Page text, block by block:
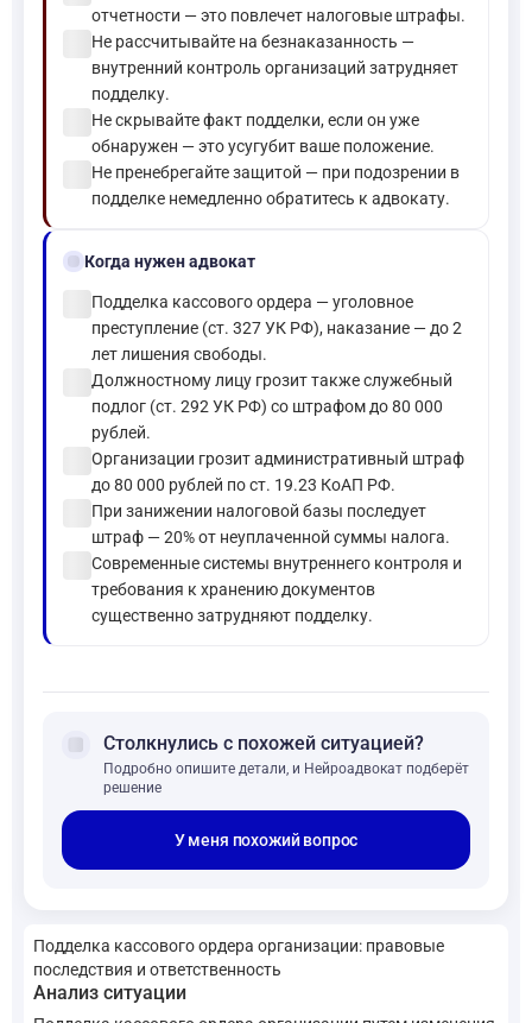
отчетности — это повлечет налоговые штрафы.
Не рассчитывайте на безнаказанность —
внутренний контроль организаций затрудняет
подделку.
Не скрывайте факт подделки, если он уже
обнаружен — это усугубит ваше положение.
Не пренебрегайте защитой — при подозрении в
подделке немедленно обратитесь к адвокату.
gavelКогда нужен адвокат
Подделка кассового ордера — уголовное
преступление (ст. 327 УК РФ), наказание — до 2
лет лишения свободы.
Должностному лицу грозит также служебный
подлог (ст. 292 УК РФ) со штрафом до 80 000
рублей.
Организации грозит административный штраф
до 80 000 рублей по ст. 19.23 КоАП РФ.
При занижении налоговой базы последует
штраф — 20% от неуплаченной суммы налога.
Современные системы внутреннего контроля и
требования к хранению документов
существенно затрудняют подделку.
forum Столкнулись с похожей ситуацией?
Подробно опишите детали, и Нейроадвокат подберёт
решение
У меня похожий вопрос
Подделка кассового ордера организации: правовые
последствия и ответственность
Анализ ситуации